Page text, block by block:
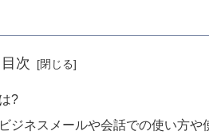
目次
?
ジネスメールや会話での使い方